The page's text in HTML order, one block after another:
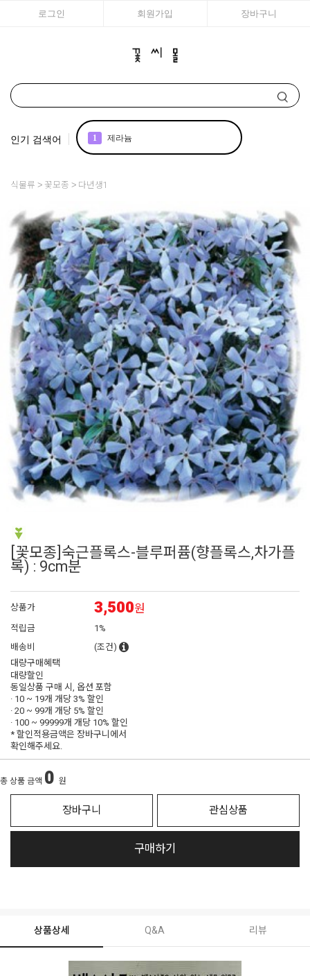
로그인 회원가입 장바구니
인기 검색어 1 제라늄
4 조날
5 어린모종 국화
6 백합
7 에키네시아
8 페츄니아
9 접시꽃
10 백일홍
식물류 꽃모종 다년생1
[꽃모종]숙근플록스-블루퍼퓸(향플록스,차가플
록) : 9cm분
상품가 3,500원
적립금
1%
배송비
(조건)
대량구매혜택
대량할인
동일상품 구매 시, 옵션 포함
· 10 ~ 19개 개당3% 할인
· 20 ~ 99개 개당 5% 할인
· 100 ~ 99999개 개당 10% 할인
* 할인적용금액은 장바구니에서
확인해주세요.
총 상품 금액 0 원
장바구니 관심상품
구매하기
상품상세 Q&A 리뷰